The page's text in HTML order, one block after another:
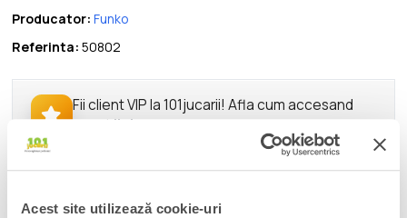
Acest site utilizează cookie-uri
Producator: Funko
Referinta: 50802
Fii client VIP la 101jucarii! Afla cum accesand
acestlink.